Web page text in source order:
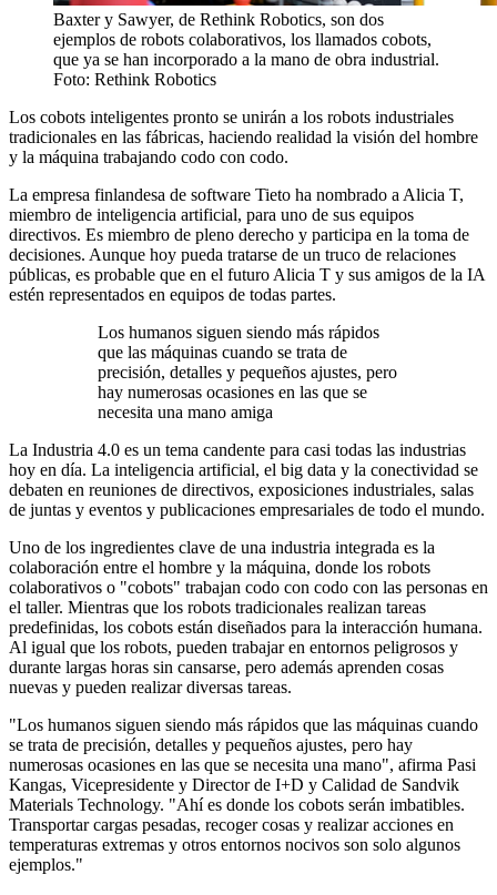
Baxter y Sawyer, de Rethink Robotics, son dos
ejemplos de robots colaborativos, los llamados cobots,
que ya se han incorporado a la mano de obra industrial.
Foto: Rethink Robotics
Los cobots inteligentes pronto se unirán a los robots industriales
tradicionales en las fábricas, haciendo realidad la visión del hombre
y la máquina trabajando codo con codo.
La empresa finlandesa de software Tieto ha nombrado a Alicia T,
miembro de inteligencia artificial, para uno de sus equipos
directivos. Es miembro de pleno derecho y participa en la toma de
decisiones. Aunque hoy pueda tratarse de un truco de relaciones
públicas, es probable que en el futuro Alicia T y sus amigos de la IA
estén representados en equipos de todas partes.
Los humanos siguen siendo más rápidos
que las máquinas cuando se trata de
precisión, detalles y pequeños ajustes, pero
hay numerosas ocasiones en las que se
necesita una mano amiga
La Industria 4.0 es un tema candente para casi todas las industrias
hoy en día. La inteligencia artificial, el big data y la conectividad se
debaten en reuniones de directivos, exposiciones industriales, salas
de juntas y eventos y publicaciones empresariales de todo el mundo.
Uno de los ingredientes clave de una industria integrada es la
colaboración entre el hombre y la máquina, donde los robots
colaborativos o "cobots" trabajan codo con codo con las personas en
el taller. Mientras que los robots tradicionales realizan tareas
predefinidas, los cobots están diseñados para la interacción humana.
Al igual que los robots, pueden trabajar en entornos peligrosos y
durante largas horas sin cansarse, pero además aprenden cosas
nuevas y pueden realizar diversas tareas.
"Los humanos siguen siendo más rápidos que las máquinas cuando
se trata de precisión, detalles y pequeños ajustes, pero hay
numerosas ocasiones en las que se necesita una mano", afirma Pasi
Kangas, Vicepresidente y Director de I+D y Calidad de Sandvik
Materials Technology. "Ahí es donde los cobots serán imbatibles.
Transportar cargas pesadas, recoger cosas y realizar acciones en
temperaturas extremas y otros entornos nocivos son solo algunos
ejemplos."